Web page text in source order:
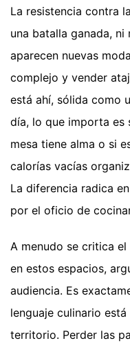
La resistencia contra
una batalla ganada, ni
aparecen nuevas
complejo y vender
está ahí, sólida como
día, lo que importa es
mesa tiene alma o si
calorías vacías
La diferencia radica
por el oficio de
A menudo se critica
en estos espacios,
audiencia. Es
lenguaje culinario
territorio. Perder las